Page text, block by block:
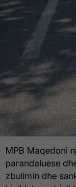
MPB Maqedoni
parandaluese
zbulimin dhe